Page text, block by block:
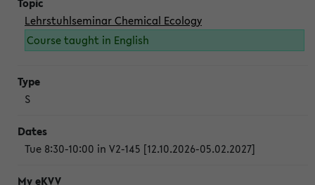
Lehrstuhlseminar Chemical Ecology
Course taught in English
S
Tue 8:30-10:00 in V2-145 [12.10.2026-05.02.2027]